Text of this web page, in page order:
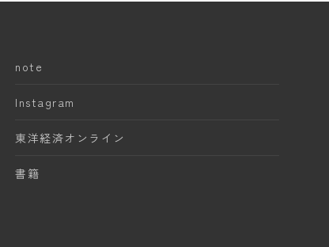
note
Instagram
東洋経済オンライン
書籍